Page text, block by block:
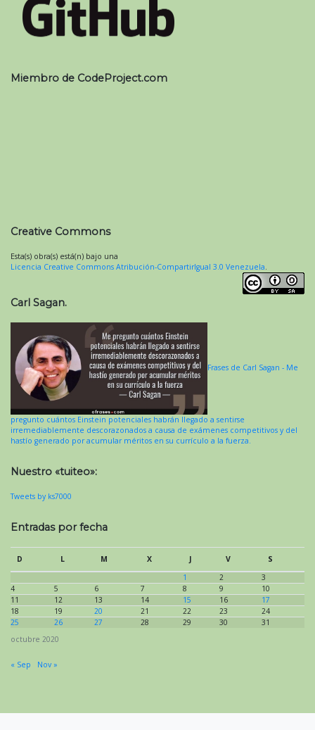
Miembro de CodeProject.com
Creative Commons
Esta(s) obra(s) está(n) bajo una
Licencia Creative Commons Atribución-CompartirIgual 3.0 Venezuela
Carl Sagan.
Frases de Carl Sagan - Me
pregunto cuántos Einstein potenciales habrán llegado a sentirse
irremediablemente descorazonados a causa de exámenes competitivos y del
hastío generado por acumular méritos en su currículo a la fuerza.
Nuestro «tuiteo»:
Tweets by ks7000
Entradas por fecha
octubre 2020
D L M X J V
S
1
2
3
4
5 6 7 8 9
10
11
12 13 14 15 16
17
18
19 20 21 22 23
24
25
26 27 28 29 30 31
« Sep Nov »